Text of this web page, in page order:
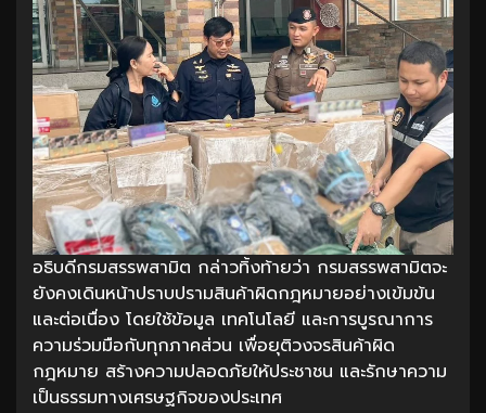
อธิบดีกรมสรรพสามิต กล่าวทิ้งท้ายว่า กรมสรรพสามิตจะ
ยังคงเดินหน้าปราบปรามสินค้าผิดกฎหมายอย่างเข้มข้น
และต่อเนื่อง โดยใช้ข้อมูล เทคโนโลยี และการบูรณาการ
ความร่วมมือกับทุกภาคส่วน เพื่อยุติวงจรสินค้าผิด
กฎหมาย สร้างความปลอดภัยให้ประชาชน และรักษาความ
เป็นธรรมทางเศรษฐกิจของประเทศ